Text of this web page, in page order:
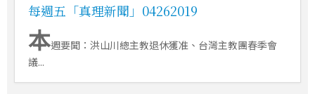
每週五「真理新聞」04262019
本週要聞：洪山川總主教退休獲准、台灣主教團春季會
議...